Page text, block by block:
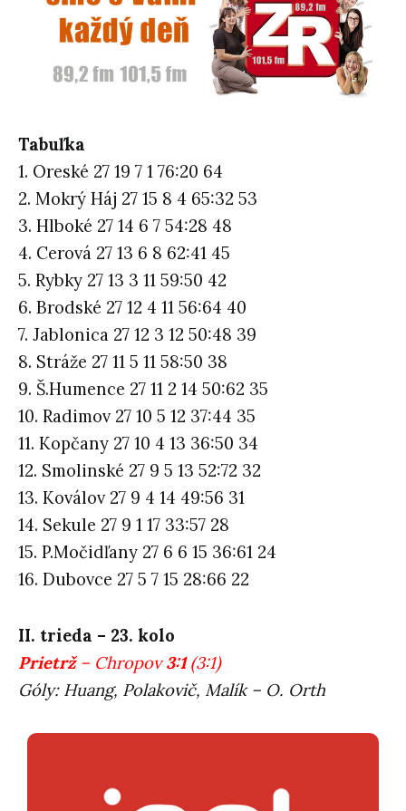
Tabuľka
1. Oreské 27 19 7 1 76:20 64
2. Mokrý Háj 27 15 8 4 65:32 53
3. Hlboké 27 14 6 7 54:28 48
4. Cerová 27 13 6 8 62:41 45
5. Rybky 27 13 3 11 59:50 42
6. Brodské 27 12 4 11 56:64 40
7. Jablonica 27 12 3 12 50:48 39
8. Stráže 27 11 5 11 58:50 38
9. Š.Humence 27 11 2 14 50:62 35
10. Radimov 27 10 5 12 37:44 35
11. Kopčany 27 10 4 13 36:50 34
12. Smolinské 27 9 5 13 52:72 32
13. Koválov 27 9 4 14 49:56 31
14. Sekule 27 9 1 17 33:57 28
15. P.Močidľany 27 6 6 15 36:61 24
16. Dubovce 27 5 7 15 28:66 22
II. trieda – 23. kolo
Prietrž– Chropov3:1(3:1)
Góly: Huang, Polakovič, Malík – O. Orth